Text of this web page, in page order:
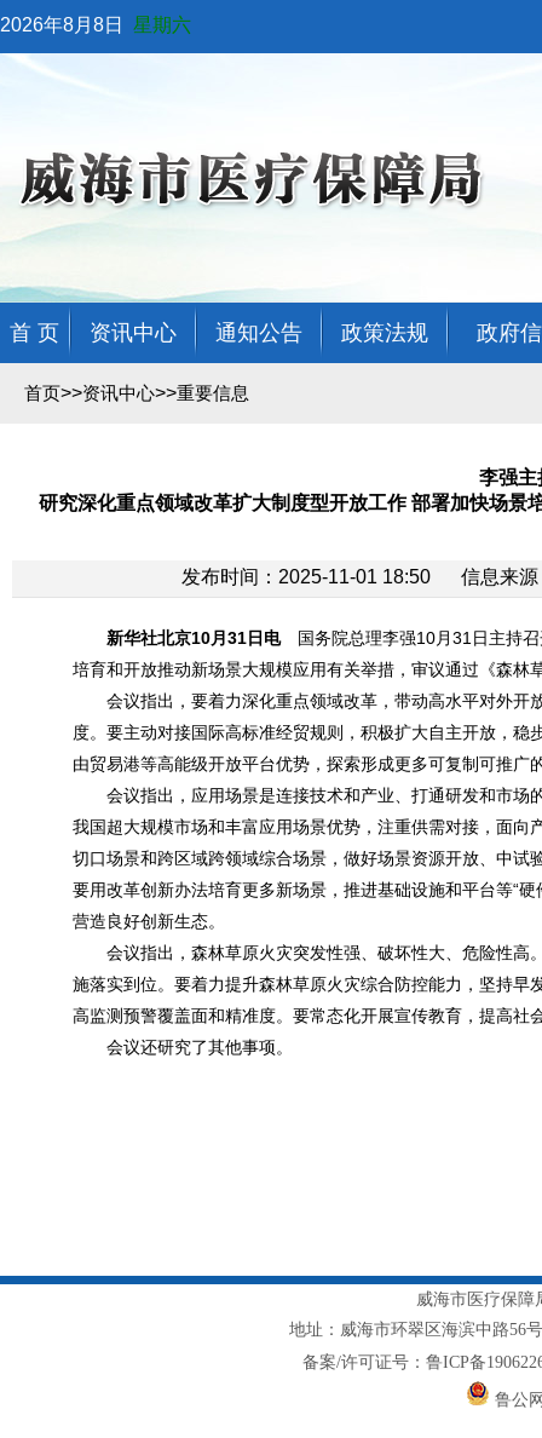
2026年8月8日 星期六
首 页 资讯中心 通知公告 政策法规 政府
首页>>资讯中心>>重要信息
李强主
研究深化重点领域改革扩大制度型开放工作 部署加快场
发布时间：2025-11-01 18:50 信息来源
新华社北京10月31日电国务院总理李强10月31日主持召
培育和开放推动新场景大规模应用有关举措，审议通过《森林
会议指出，要着力深化重点领域改革，带动高水平对外
度。要主动对接国际高标准经贸规则，积极扩大自主开放，
由贸易港等高能级开放平台优势，探索形成更多可复制可推广
会议指出，应用场景是连接技术和产业、打通研发和市
我国超大规模市场和丰富应用场景优势，注重供需对接，面
切口场景和跨区域跨领域综合场景，做好场景资源开放、中
要用改革创新办法培育更多新场景，推进基础设施和平台等“
营造良好创新生态。
会议指出，森林草原火灾突发性强、破坏性大、危险性
施落实到位。要着力提升森林草原火灾综合防控能力，坚持
高监测预警覆盖面和精准度。要常态化开展宣传教育，提高社
会议还研究了其他事项。
威海市医疗保障
地址：威海市环翠区海滨中路56
备案/许可证号：鲁ICP备
鲁公